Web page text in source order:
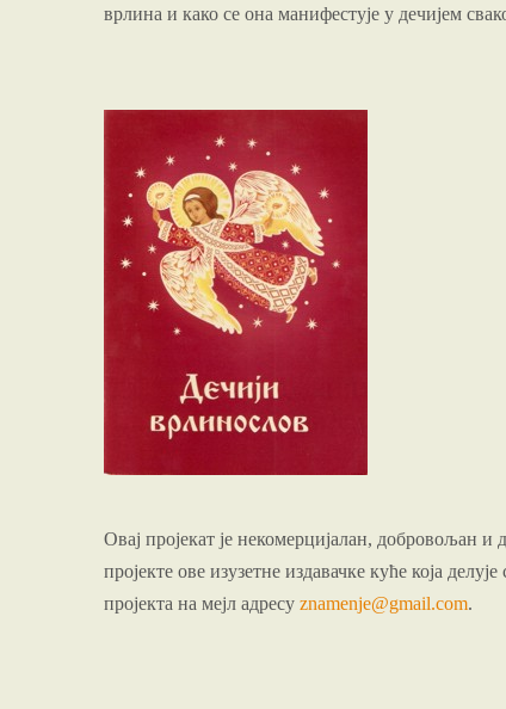
врлина и како се она манифестује у дечијем
Овај пројекат је некомерцијалан, добровољан
пројекте ове изузетне издавачке куће која
пројекта на мејл адресу znamenje@gmail.com.